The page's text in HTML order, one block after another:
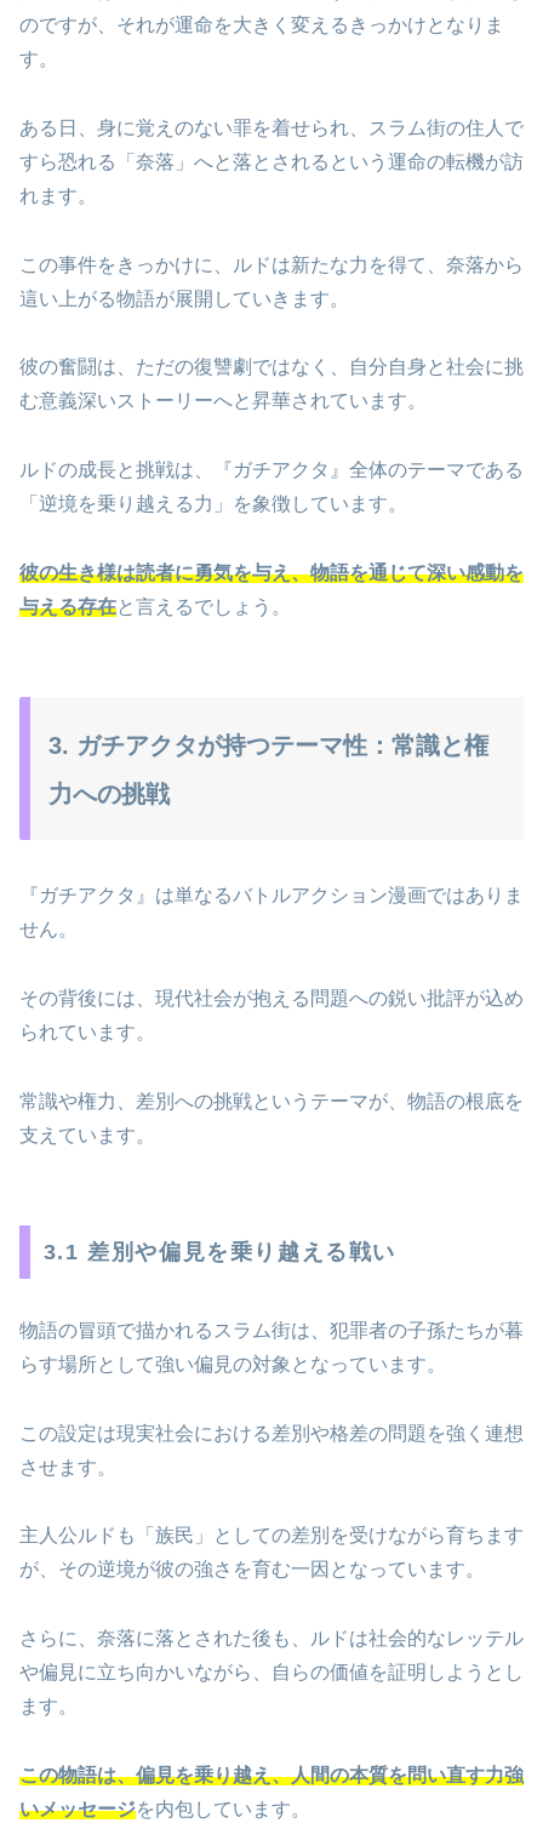
のですが、それが運命を大きく変えるきっかけとなりま
す。
ある日、身に覚えのない罪を着せられ、スラム街の住人で
すら恐れる「奈落」へと落とされるという運命の転機が訪
れます。
この事件をきっかけに、ルドは新たな力を得て、奈落から
這い上がる物語が展開していきます。
彼の奮闘は、ただの復讐劇ではなく、自分自身と社会に挑
む意義深いストーリーへと昇華されています。
ルドの成長と挑戦は、『ガチアクタ』全体のテーマである
「逆境を乗り越える力」を象徴しています。
彼の生き様は読者に勇気を与え、物語を通じて深い感動を
与える存在と言えるでしょう。
3. ガチアクタが持つテーマ性：常識と権
力への挑戦
『ガチアクタ』は単なるバトルアクション漫画ではありま
せん。
その背後には、現代社会が抱える問題への鋭い批評が込め
られています。
常識や権力、差別への挑戦というテーマが、物語の根底を
支えています。
3.1 差別や偏見を乗り越える戦い
物語の冒頭で描かれるスラム街は、犯罪者の子孫たちが暮
らす場所として強い偏見の対象となっています。
この設定は現実社会における差別や格差の問題を強く連想
させます。
主人公ルドも「族民」としての差別を受けながら育ちます
が、その逆境が彼の強さを育む一因となっています。
さらに、奈落に落とされた後も、ルドは社会的なレッテル
や偏見に立ち向かいながら、自らの価値を証明しようとし
ます。
この物語は、偏見を乗り越え、人間の本質を問い直す力強
いメッセージを内包しています。